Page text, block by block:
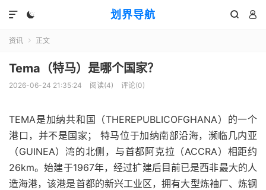
划界导航
  

资讯  正文
Tema（特马）是哪个国家？
2026-06-24 21:35:24 阅读(4) 评论(0)
TEMA是加纳共和国（THEREPUBLICOFGHANA）的一个
港口，并不是国家； 特马位于加纳南部沿海，濒临几内亚
（GUINEA）湾的北侧，与首都阿克拉（ACCRA）相距约
26km。始建于1967年，经过扩建后目前已是西非最大的人
造海港，该港是首都的新兴工业区，拥有大型炼袖厂、炼钢